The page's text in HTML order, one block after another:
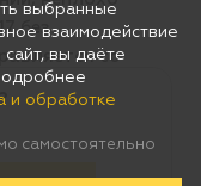
выбранные
взаимодействие
вы даёте
и обработке
самостоятельно